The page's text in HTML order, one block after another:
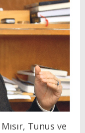
Tunus ve